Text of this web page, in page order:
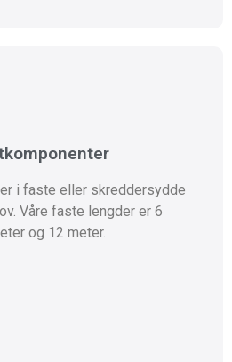
i faste eller skreddersydde
Våre faste lengder er 6
og 12 meter.
i faste eller skreddersydde
Våre faste lengder er 6